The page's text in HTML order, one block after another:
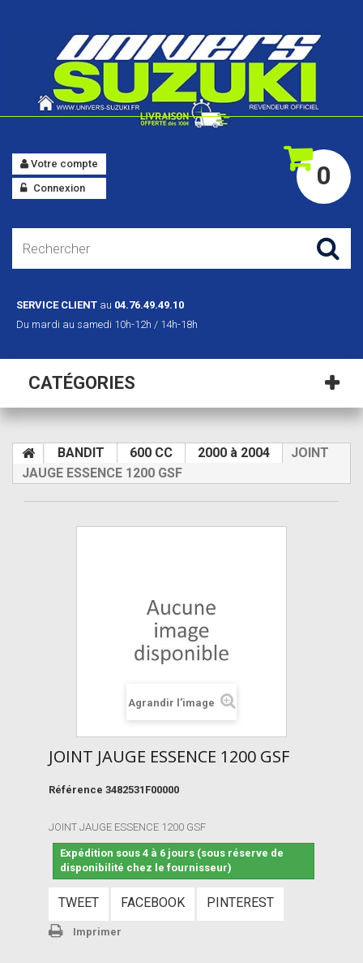
0
Votre compte
Connexion
SERVICE CLIENT au 04.76.49.49.10
Du mardi au samedi 10h-12h / 14h-18h
CATÉGORIES
BANDIT 600 CC 2000 à 2004
JOINT
JAUGE ESSENCE 1200 GSF
Agrandir l'image
JOINT JAUGE ESSENCE 1200 GSF
Référence 3482531F00000
JOINT JAUGE ESSENCE 1200 GSF
Expédition sous 4 à 6 jours (sous réserve de
disponibilité chez le fournisseur)
TWEET FACEBOOK PINTEREST
Imprimer